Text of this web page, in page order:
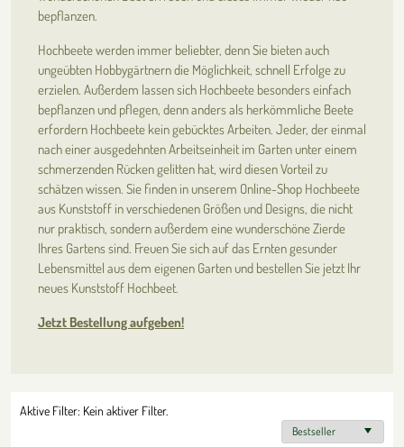
bepflanzen.
Hochbeete werden immer beliebter, denn Sie bieten auch
ungeübten Hobbygärtnern die Möglichkeit, schnell Erfolge zu
erzielen. Außerdem lassen sich Hochbeete besonders einfach
bepflanzen und pflegen, denn anders als herkömmliche Beete
erfordern Hochbeete kein gebücktes Arbeiten. Jeder, der einmal
nach einer ausgedehnten Arbeitseinheit im Garten unter einem
schmerzenden Rücken gelitten hat, wird diesen Vorteil zu
schätzen wissen. Sie finden in unserem Online-Shop Hochbeete
aus Kunststoff in verschiedenen Größen und Designs, die nicht
nur praktisch, sondern außerdem eine wunderschöne Zierde
Ihres Gartens sind. Freuen Sie sich auf das Ernten gesunder
Lebensmittel aus dem eigenen Garten und bestellen Sie jetzt Ihr
neues Kunststoff Hochbeet.
Jetzt Bestellung aufgeben!
Aktive Filter: Kein aktiver Filter.